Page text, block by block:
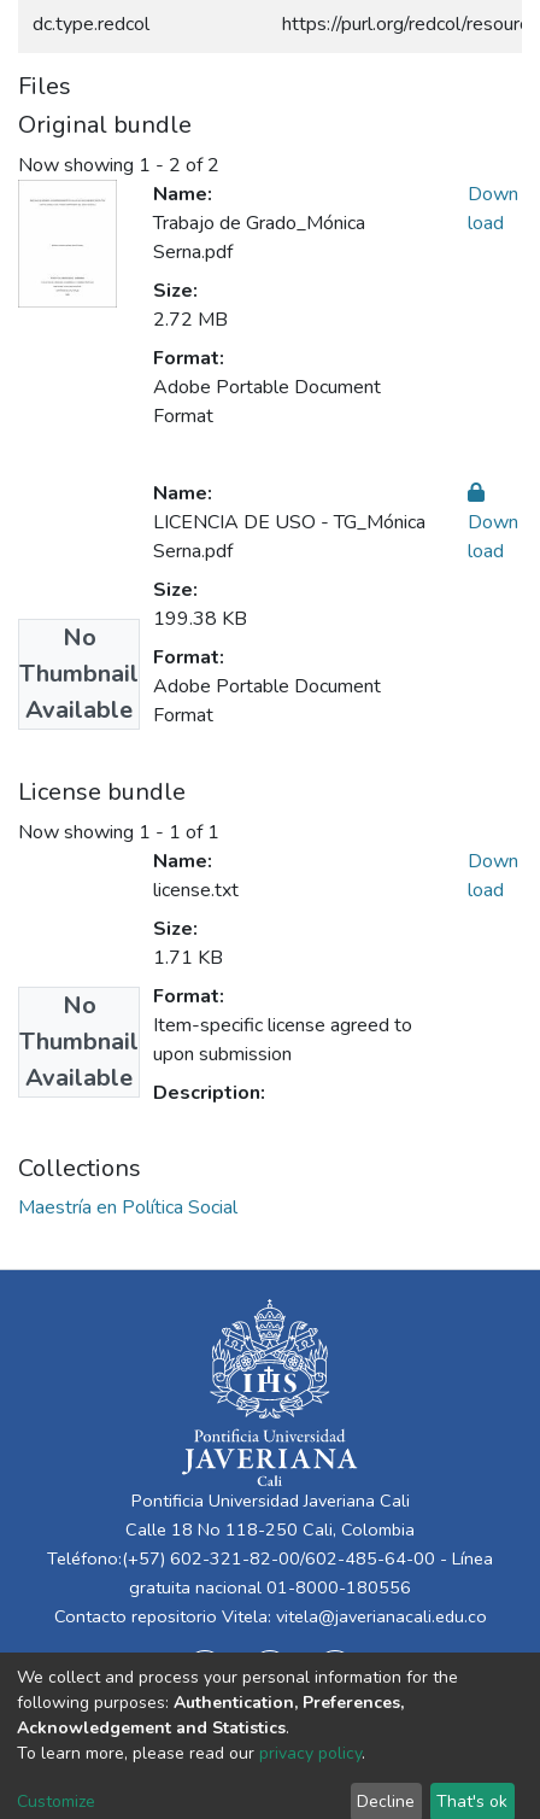
dc.type.redcol https://purl.org/redcol/
Files
Original bundle
Now showing 1 - 2 of 2
Name:
Trabajo de Grado_Mónica
Serna.pdf
Size:
2.72 MB
Format:
Adobe Portable Document
Format
Down
load
No
Thumbnail
Available
Name:
LICENCIA DE USO - TG_Mónica
Serna.pdf
Size:
199.38 KB
Format:
Adobe Portable Document
Format
Down
load
License bundle
Now showing 1 - 1 of 1
No
Thumbnail
Available
Name:
license.txt
Size:
1.71 KB
Format:
Item-specific license agreed to
upon submission
Description:
Down
load
Collections
Maestría en Política Social
Pontificia Universidad Javeriana Cali
Calle 18 No 118-250 Cali, Colombia
Teléfono:(+57) 602-321-82-00/602-485-64-00 - Línea
gratuita nacional 01-8000-180556
Contacto repositorio Vitela: vitela@javerianacali.edu.co
Cookie
End User
Send
We collect and process your personal information for the
following purposes: Authentication, Preferences,
Acknowledgement and Statistics.
To learn more, please read our privacy policy.
Customize Decline That's ok